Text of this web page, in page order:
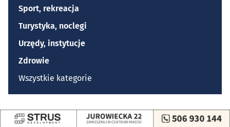
Sport, rekreacja
Turystyka, noclegi
Urzędy, instytucje
Zdrowie
Wszystkie kategorie